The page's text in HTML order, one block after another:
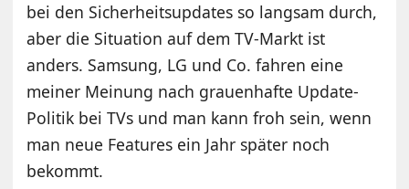
bei den Sicherheitsupdates so langsam durch,
aber die Situation auf dem TV-Markt ist
anders. Samsung, LG und Co. fahren eine
meiner Meinung nach grauenhafte Update-
Politik bei TVs und man kann froh sein, wenn
man neue Features ein Jahr später noch
bekommt.